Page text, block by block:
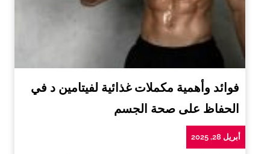
فوائد وأهمية مكملات غذائية لفيتامين د في
الحفاظ على صحة الجسم
أبريل 28, 2025